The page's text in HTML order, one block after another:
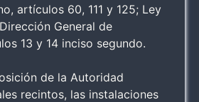
artículos 60, 111 y 125; Ley
General de
13 y 14 inciso segundo.
de la Autoridad
recintos, las instalaciones